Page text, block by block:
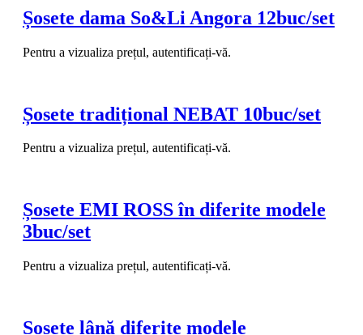
Șosete dama So&Li Angora 12buc/set
Pentru a vizualiza prețul, autentificați-vă.
Șosete tradițional NEBAT 10buc/set
Pentru a vizualiza prețul, autentificați-vă.
Șosete EMI ROSS în diferite modele
3buc/set
Pentru a vizualiza prețul, autentificați-vă.
Șosete lână diferite modele